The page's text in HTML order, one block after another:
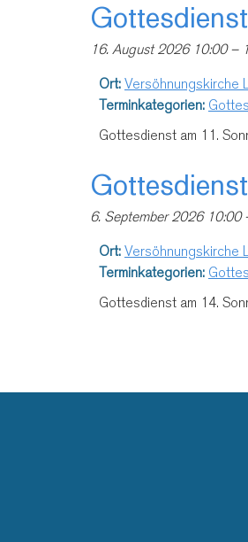
16. August 2026 10:00–
Ort: Versöhnungskirche
Terminkategorien:
Gottesdienst am 11.
6. September 2026 10:00
Ort: Versöhnungskirche
Terminkategorien:
Gottesdienst am 14.